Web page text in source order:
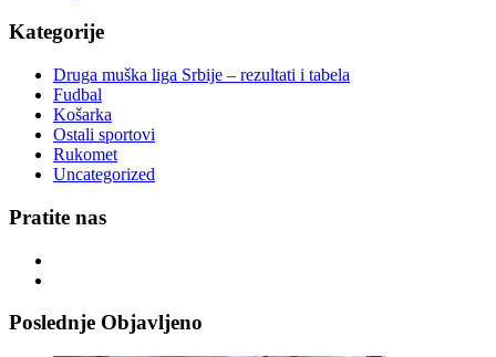
Kategorije
Druga muška liga Srbije – rezultati i tabela
Fudbal
Košarka
Ostali sportovi
Rukomet
Uncategorized
Pratite nas
Poslednje Objavljeno